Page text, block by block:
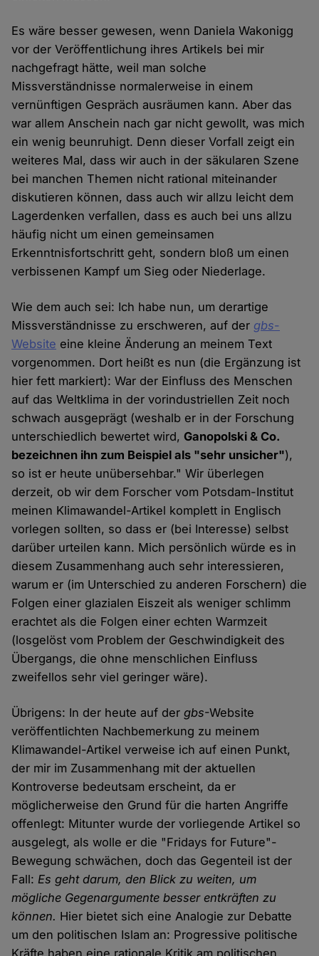
Es wäre besser gewesen, wenn Daniela Wakonigg
vor der Veröffentlichung ihres Artikels bei mir
nachgefragt hätte, weil man solche
Missverständnisse normalerweise in einem
vernünftigen Gespräch ausräumen kann. Aber das
war allem Anschein nach gar nicht gewollt, was mich
ein wenig beunruhigt. Denn dieser Vorfall zeigt ein
weiteres Mal, dass wir auch in der säkularen Szene
bei manchen Themen nicht rational miteinander
diskutieren können, dass auch wir allzu leicht dem
Lagerdenken verfallen, dass es auch bei uns allzu
häufig nicht um einen gemeinsamen
Erkenntnisfortschritt geht, sondern bloß um einen
verbissenen Kampf um Sieg oder Niederlage.
Wie dem auch sei: Ich habe nun, um derartige
Missverständnisse zu erschweren, auf der gbs-
Website eine kleine Änderung an meinem Text
vorgenommen. Dort heißt es nun (die Ergänzung ist
hier fett markiert): War der Einfluss des Menschen
auf das Weltklima in der vorindustriellen Zeit noch
schwach ausgeprägt (weshalb er in der Forschung
unterschiedlich bewertet wird,Ganopolski & Co.
bezeichnen ihn zum Beispiel als "sehr unsicher"),
so ist er heute unübersehbar." Wir überlegen
derzeit, ob wir dem Forscher vom Potsdam-Institut
meinen Klimawandel-Artikel komplett in Englisch
vorlegen sollten, so dass er (bei Interesse) selbst
darüber urteilen kann. Mich persönlich würde es in
diesem Zusammenhang auch sehr interessieren,
warum er (im Unterschied zu anderen Forschern) die
Folgen einer glazialen Eiszeit als weniger schlimm
erachtet als die Folgen einer echten Warmzeit
(losgelöst vom Problem der Geschwindigkeit des
Übergangs, die ohne menschlichen Einfluss
zweifellos sehr viel geringer wäre).
Übrigens: In der heute auf dergbs-Website
veröffentlichten Nachbemerkung zu meinem
Klimawandel-Artikel verweise ich auf einen Punkt,
der mir im Zusammenhang mit der aktuellen
Kontroverse bedeutsam erscheint, da er
möglicherweise den Grund für die harten Angriffe
offenlegt: Mitunter wurde der vorliegende Artikel so
ausgelegt, als wolle er die "Fridays for Future"-
Bewegung schwächen, doch das Gegenteil ist der
Fall:Es geht darum, den Blick zu weiten, um
mögliche Gegenargumente besser entkräften zu
können. Hier bietet sich eine Analogie zur Debatte
um den politischen Islam an: Progressive politische